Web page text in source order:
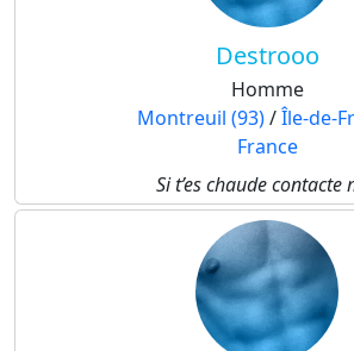
Destrooo
Homme
Montreuil (93)/Île-de-
France
Si t’es chaude contacte